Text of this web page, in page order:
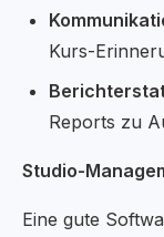
Kurs-
Reports zu
Studio-
Eine gute